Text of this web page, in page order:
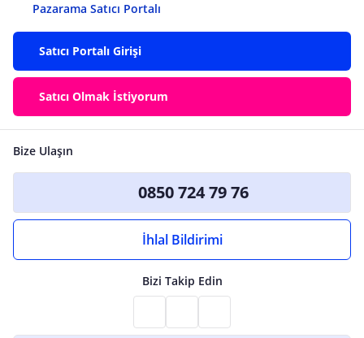
Pazarama Satıcı Portalı
Satıcı Portalı Girişi
Satıcı Olmak İstiyorum
Bize Ulaşın
0850 724 79 76
İhlal Bildirimi
Bizi Takip Edin